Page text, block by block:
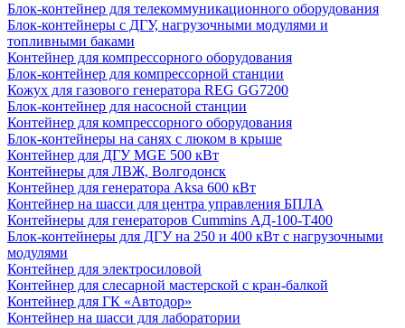
Блок-контейнер для телекоммуникационного оборудования
Блок-контейнеры с ДГУ, нагрузочными модулями и
топливными баками
Контейнер для компрессорного оборудования
Блок-контейнер для компрессорной станции
Кожух для газового генератора REG GG7200
Блок-контейнер для насосной станции
Контейнер для компрессорного оборудования
Блок-контейнеры на санях с люком в крыше
Контейнер для ДГУ MGE 500 кВт
Контейнеры для ЛВЖ, Волгодонск
Контейнер для генератора Aksa 600 кВт
Контейнер на шасси для центра управления БПЛА
Контейнеры для генераторов Cummins АД-100-Т400
Блок-контейнеры для ДГУ на 250 и 400 кВт с нагрузочными
модулями
Контейнер для электросиловой
Контейнер для слесарной мастерской с кран-балкой
Контейнер для ГК «Автодор»
Контейнер на шасси для лаборатории